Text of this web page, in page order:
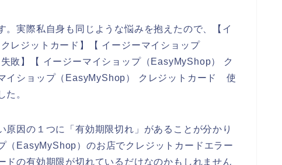
。実際私自身も同じような悩みを抱えたので、【イ
レジットカード】【 イージーマイショップ
敗】【 イージーマイショップ（EasyMyShop） ク
イショップ（EasyMyShop） クレジットカード 使
た。
因の１つに「有効期限切れ」があることが分かり
（EasyMyShop）のお店でクレジットカードエラー
ドの有効期限が切れているだけなのかもしれません